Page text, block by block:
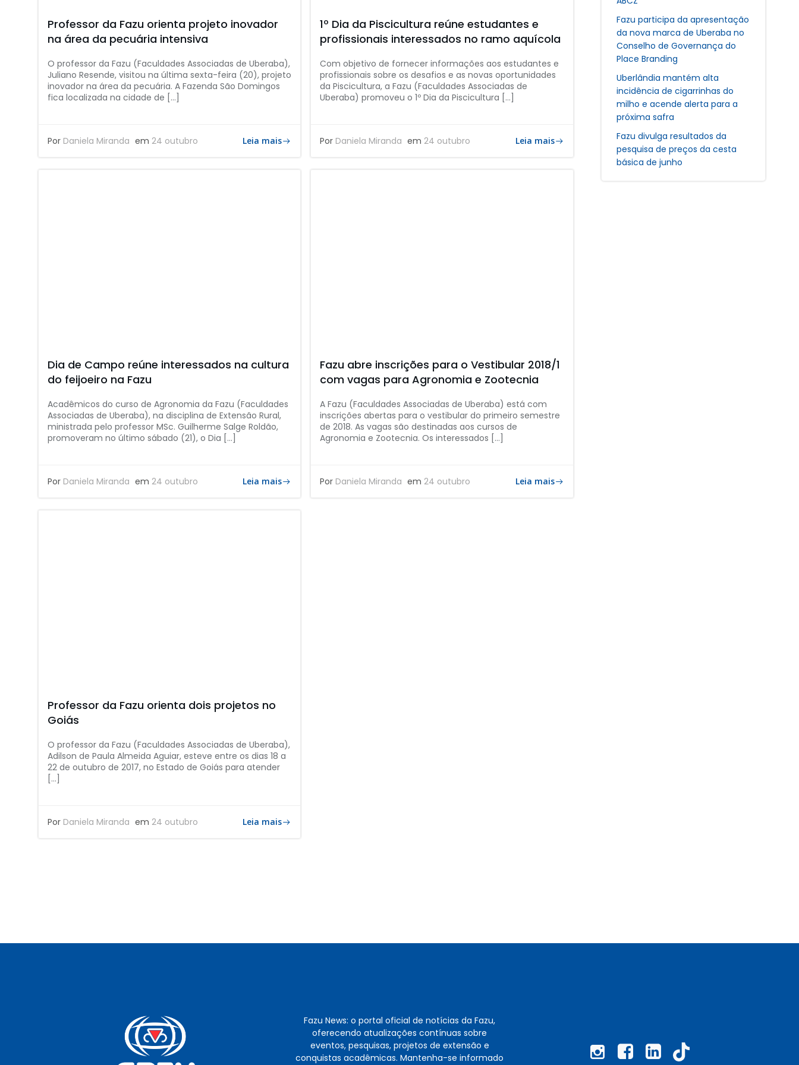
Professor da Fazu orienta projeto inovador
na área da pecuária intensiva
O professor da Fazu (Faculdades Associadas de Uberaba),
Juliano Resende, visitou na última sexta-feira (20), projeto
inovador na área da pecuária. A Fazenda São Domingos
fica localizada na cidade de […]
Por Daniela Miranda em 24 outubro Leia mais
1º Dia da Piscicultura reúne estudantes e
profissionais interessados no ramo aquícola
Com objetivo de fornecer informações aos estudantes e
profissionais sobre os desafios e as novas oportunidades
da Piscicultura, a Fazu (Faculdades Associadas de
Uberaba) promoveu o 1º Dia da Piscicultura […]
Por Daniela Miranda em 24 outubro Leia mais
Dia de Campo reúne interessados na cultura
do feijoeiro na Fazu
Acadêmicos do curso de Agronomia da Fazu (Faculdades
Associadas de Uberaba), na disciplina de Extensão Rural,
ministrada pelo professor MSc. Guilherme Salge Roldão,
promoveram no último sábado (21), o Dia […]
Por Daniela Miranda em 24 outubro Leia mais
Fazu abre inscrições para o Vestibular 2018/1
com vagas para Agronomia e Zootecnia
A Fazu (Faculdades Associadas de Uberaba) está com
inscrições abertas para o vestibular do primeiro semestre
de 2018. As vagas são destinadas aos cursos de
Agronomia e Zootecnia. Os interessados […]
Por Daniela Miranda em 24 outubro Leia mais
Professor da Fazu orienta dois projetos no
Goiás
O professor da Fazu (Faculdades Associadas de Uberaba),
Adilson de Paula Almeida Aguiar, esteve entre os dias 18 a
22 de outubro de 2017, no Estado de Goiás para atender
[…]
Por Daniela Miranda em 24 outubro Leia mais
Fazu participa da apresentação
da nova marca de Uberaba no
Conselho de Governança do
Place Branding
Uberlândia mantém alta
incidência de cigarrinhas do
milho e acende alerta para a
próxima safra
Fazu divulga resultados da
pesquisa de preços da cesta
básica de junho
Fazu News: o portal oficial de notícias da Fazu,
oferecendo atualizações contínuas sobre
eventos, pesquisas, projetos de extensão e
conquistas acadêmicas. Mantenha-se informado